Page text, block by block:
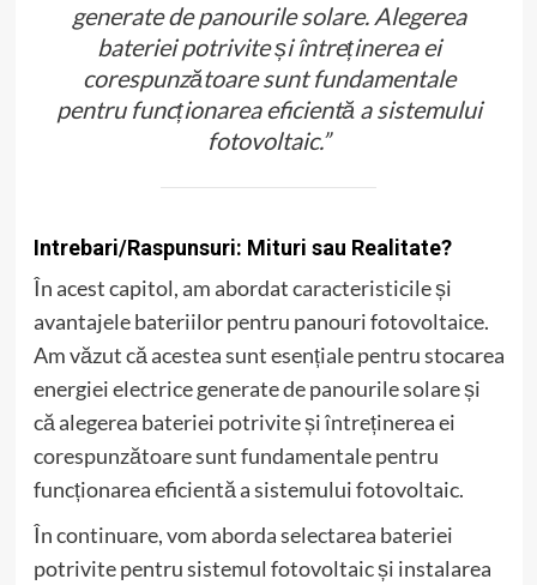
generate de panourile solare. Alegerea
bateriei potrivite și întreținerea ei
corespunzătoare sunt fundamentale
pentru funcționarea eficientă a sistemului
fotovoltaic.”
Intrebari/Raspunsuri: Mituri sau Realitate?
În acest capitol, am abordat caracteristicile și
avantajele bateriilor pentru panouri fotovoltaice.
Am văzut că acestea sunt esențiale pentru stocarea
energiei electrice generate de panourile solare și
că alegerea bateriei potrivite și întreținerea ei
corespunzătoare sunt fundamentale pentru
funcționarea eficientă a sistemului fotovoltaic.
În continuare, vom aborda selectarea bateriei
potrivite pentru sistemul fotovoltaic și instalarea